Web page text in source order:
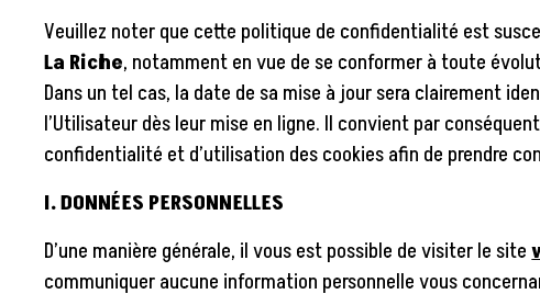
Veuillez noter que cette politique de confidentialité est
La Riche, notamment en vue de se conformer à toute
Dans un tel cas, la date de sa mise à jour sera clairement
l’Utilisateur dès leur mise en ligne. Il convient par
confidentialité et d’utilisation des cookies afin de prendre
I. DONNÉES PERSONNELLES
D’une manière générale, il vous est possible de visiter le site
communiquer aucune information personnelle vous